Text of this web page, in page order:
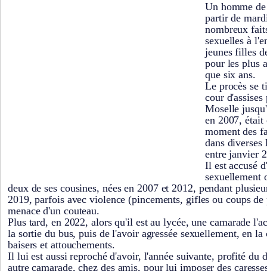
Un homme
partir de
nombreux
sexuelles à
jeunes filles
pour les plus
que six ans.
Le procès se
cour
Moselle
en 2007, était
moment des
dans
entre janvier
Il est accusé
sexuellement
deux de ses cousines, nées en 2007 et 2012, pendant
2019, parfois avec violence (pincements, gifles ou coups
menace d'un couteau.
Plus tard, en 2022, alors qu'il est au lycée, une camarade
la sortie du bus, puis de l'avoir agressée sexuellement, en la
baisers et attouchements.
Il lui est aussi reproché d'avoir, l'année suivante, profité du
autre camarade, chez des amis, pour lui imposer des